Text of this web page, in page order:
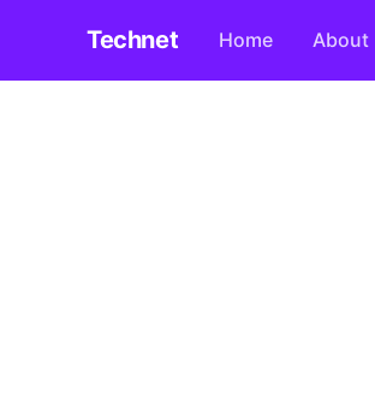
Technet Home About